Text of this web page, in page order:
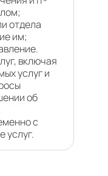
отдела
им;
включая
услуг и
об
с
услуг.